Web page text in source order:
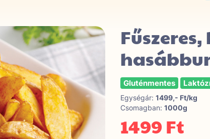
Gluténmentes
Egységár: 1499,- Ft/kg
Csomagban: 1000g
1499 Ft